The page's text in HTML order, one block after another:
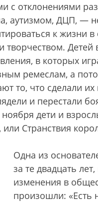
с отклонениями
аутизмом, ДЦП, —
к жизни
Детей
в которых
ремеслам, а
то, что сделали
и перестали
дети и
Странствия
Одна из
за те двадцать
изменения в
произошли: «Есть